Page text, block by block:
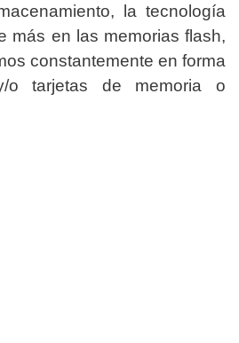
la tecnología
más en las memorias flash,
constantemente en forma
tarjetas de memoria o